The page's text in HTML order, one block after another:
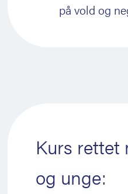
på vold og
Kurs rettet
og unge: